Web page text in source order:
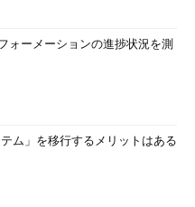
ォーメーションの進捗状況を測
ム」を移行するメリットはある